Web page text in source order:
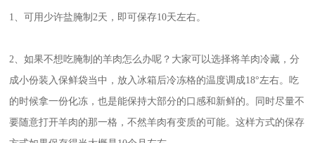
1、可用少许盐腌制2天，即可保存10天左右。
2、如果不想吃腌制的羊肉怎么办呢？大家可以选择将羊肉冷藏，分
成小份装入保鲜袋当中，放入冰箱后冷冻格的温度调成18°左右。吃
的时候拿一份化冻，也是能保持大部分的口感和新鲜的。同时尽量不
要随意打开羊肉的那一格，不然羊肉有变质的可能。这样方式的保存